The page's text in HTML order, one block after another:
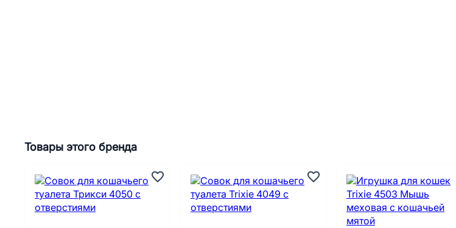
Товары этого бренда